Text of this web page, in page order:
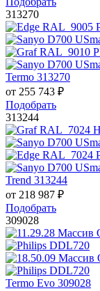
313270
Termo 313270
от 255 743 ₽
Подобрать
313244
Trend 313244
от 218 987 ₽
Подобрать
309028
Termo Evo 309028